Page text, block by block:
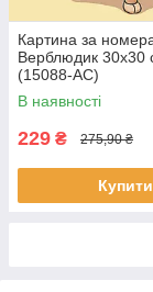
Картина за
Верблюдик 30х30
(15088-AC)
В наявності
229 ₴ 275,90 ₴
Купити